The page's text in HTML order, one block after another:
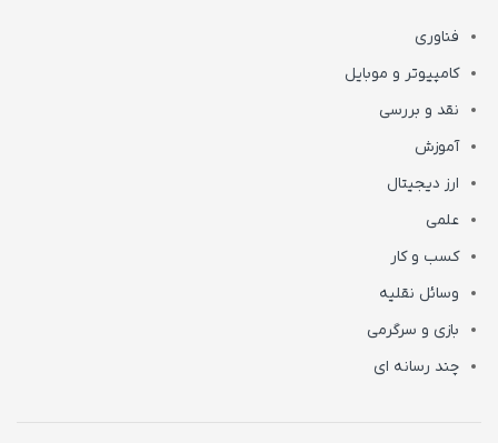
فناوری
کامپیوتر و موبایل
نقد و بررسی
آموزش
ارز دیجیتال
علمی
کسب و کار
وسائل نقلیه
بازی و سرگرمی
چند رسانه ای